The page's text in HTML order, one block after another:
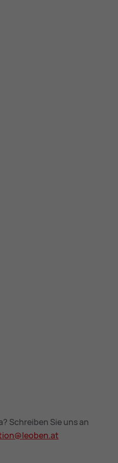
Schreiben Sie uns an
leoben.at